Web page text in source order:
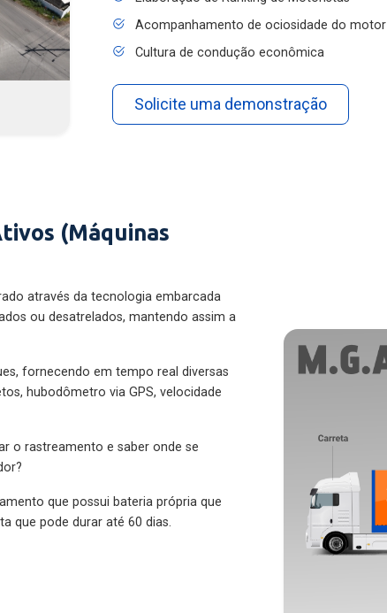
Acompanhamento de ociosidade do motor
Cultura de condução econômica
Solicite uma demonstração
(Máquinas
através da tecnologia embarcada
ou desatrelados, mantendo assim a
fornecendo em tempo real diversas
hubodômetro via GPS, velocidade
o rastreamento e saber onde se
que possui bateria própria que
que pode durar até 60 dias.